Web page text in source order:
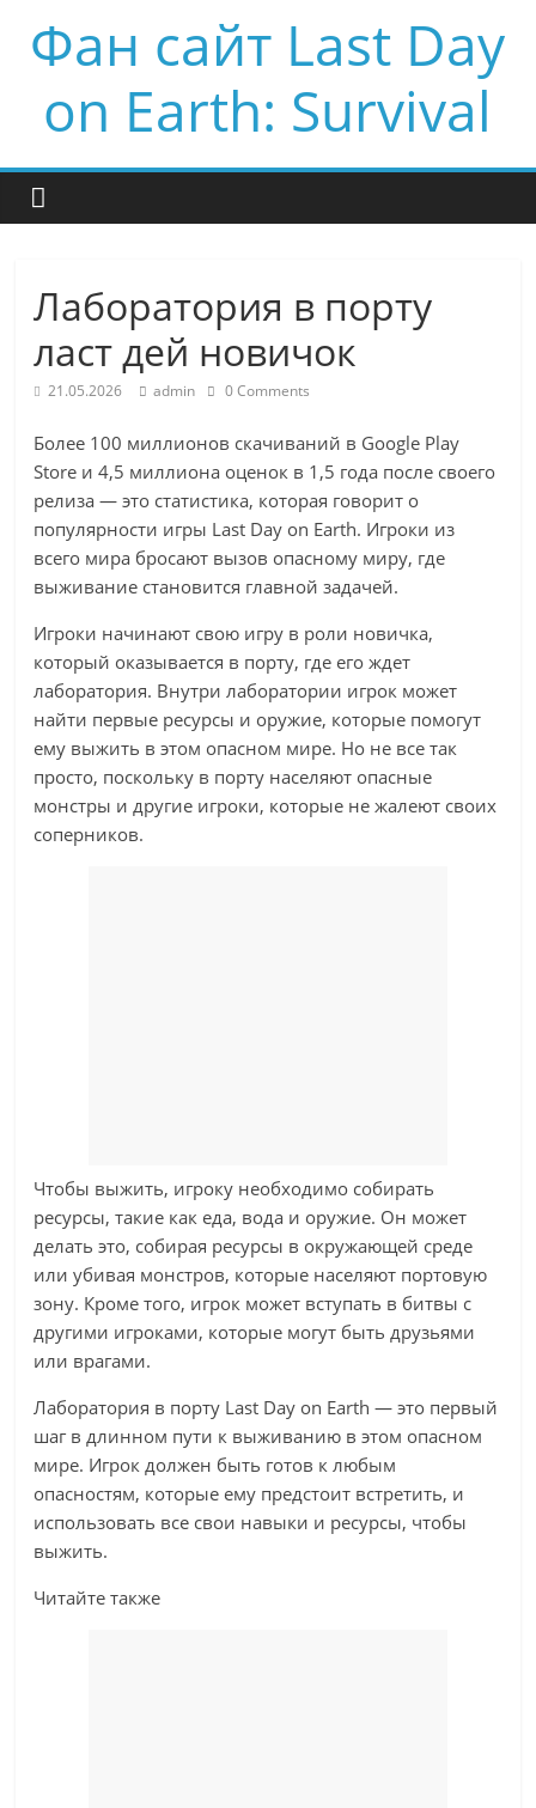
Фан сайт Last Day
on Earth: Survival
Лаборатория в порту
ласт дей новичок
21.05.2026 admin 0 Comments
Более 100 миллионов скачиваний в Google Play
Store и 4,5 миллиона оценок в 1,5 года после своего
релиза — это статистика, которая говорит о
популярности игры Last Day on Earth. Игроки из
всего мира бросают вызов опасному миру, где
выживание становится главной задачей.
Игроки начинают свою игру в роли новичка,
который оказывается в порту, где его ждет
лаборатория. Внутри лаборатории игрок может
найти первые ресурсы и оружие, которые помогут
ему выжить в этом опасном мире. Но не все так
просто, поскольку в порту населяют опасные
монстры и другие игроки, которые не жалеют своих
соперников.
Чтобы выжить, игроку необходимо собирать
ресурсы, такие как еда, вода и оружие. Он может
делать это, собирая ресурсы в окружающей среде
или убивая монстров, которые населяют портовую
зону. Кроме того, игрок может вступать в битвы с
другими игроками, которые могут быть друзьями
или врагами.
Лаборатория в порту Last Day on Earth — это первый
шаг в длинном пути к выживанию в этом опасном
мире. Игрок должен быть готов к любым
опасностям, которые ему предстоит встретить, и
использовать все свои навыки и ресурсы, чтобы
выжить.
Читайте также